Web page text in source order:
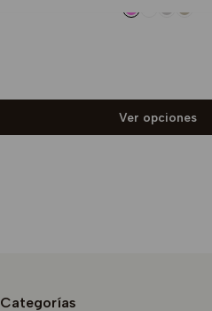
Ver opciones
Categorías